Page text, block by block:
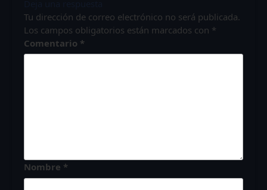
Tu dirección de correo electrónico no será publicada.
Los campos obligatorios están marcados con *
Comentario *
Nombre *